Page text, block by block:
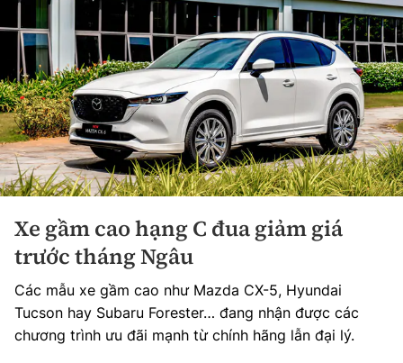
Xe gầm cao hạng C đua giảm giá
trước tháng Ngâu
Các mẫu xe gầm cao như Mazda CX-5, Hyundai
Tucson hay Subaru Forester… đang nhận được các
chương trình ưu đãi mạnh từ chính hãng lẫn đại lý.